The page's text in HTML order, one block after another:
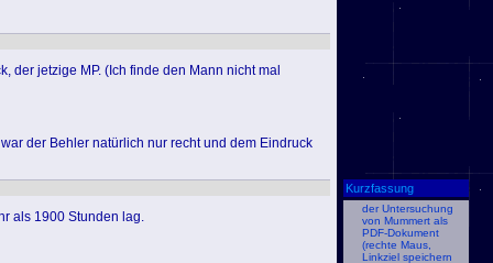
der jetzige MP. (Ich finde den Mann nicht mal
der Behler natürlich nur recht und dem Eindruck
als 1900 Stunden lag.
Kurzfassung
der Untersuchung
von Mummert als
PDF-Dokument
(rechte Maus,
Linkziel speichern